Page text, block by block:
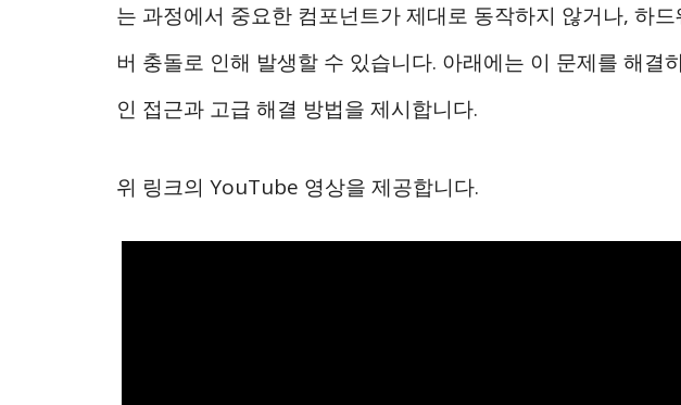
는 과정에서 중요한 컴포넌트가 제대로 동작하지 않거나, 하
버 충돌로 인해 발생할 수 있습니다. 아래에는 이 문제를 해결
인 접근과 고급 해결 방법을 제시합니다.
위 링크의 YouTube 영상을 제공합니다.